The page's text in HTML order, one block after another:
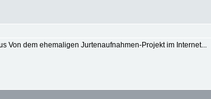
Von dem ehemaligen Jurtenaufnahmen-Projekt im Internet...